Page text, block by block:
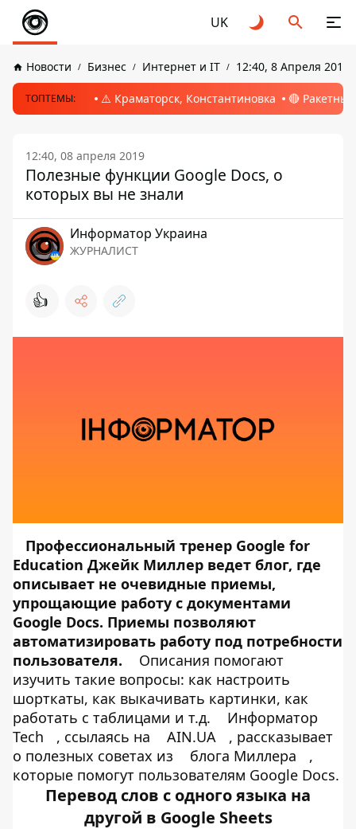
UK
Новости Бизнес Интернет и IT 12:40, 8 Апреля 2019
ТОПТЕМЫ: ⚠️ Краматорск, Константиновка 🔴
12:40, 08 апреля 2019
Полезные функции Google Docs, о
которых вы не знали
Информатор Украина
ЖУРНАЛИСТ
👍
Профессиональный тренер Google for
Education Джейк Миллер ведет блог, где
описывает не очевидные приемы,
упрощающие работу с документами
Google Docs. Приемы позволяют
автоматизировать работу под потребности
пользователя.
Описания помогают
изучить такие вопросы: как настроить
шорткаты, как выкачивать картинки, как
работать с таблицами и т.д.
Информатор
Tech
, ссылаясь на AIN.UA
, рассказывает
о полезных советах из
блога Миллера
,
которые помогут пользователям Google Docs.
Перевод слов с одного языка на
другой в Google Sheets